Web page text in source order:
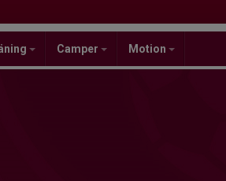
Camper Motion